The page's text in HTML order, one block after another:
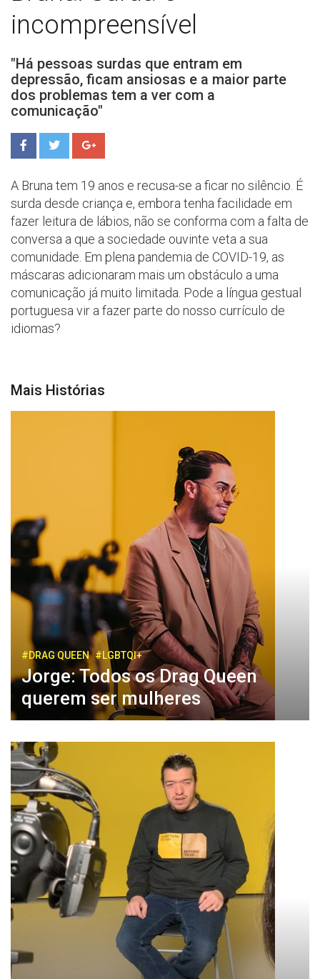
incompreensível
"Há pessoas surdas que entram em
depressão, ficam ansiosas e a maior parte
dos problemas tem a ver com a
comunicação"
A Bruna tem 19 anos e recusa-se a ficar no silêncio. É
surda desde criança e, embora tenha facilidade em
fazer leitura de lábios, não se conforma com a falta de
conversa a que a sociedade ouvinte veta a sua
comunidade Em plena pandemia de COVID-19, as
máscaras adicionaram mais um obstáculo a uma
comunicação já muito limitada. Pode a língua gestual
portuguesa vir a fazer parte do nosso currículo de
idiomas?
Mais Histórias
#DRAG QUEEN #LGBTQI+
Jorge: Todos os Drag Queen
querem ser mulheres